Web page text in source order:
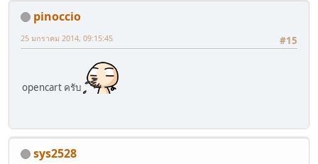
pinoccio
#15
25 มกราคม 2014, 09:15:45
opencart ครับ
sys2528